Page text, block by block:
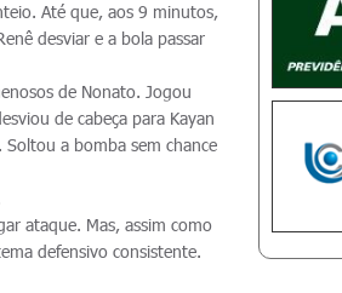
Até que, aos 9 minutos,
desviar e a bola passar
de Nonato. Jogou
de cabeça para Kayan
a bomba sem chance
ataque. Mas, assim como
defensivo consistente.